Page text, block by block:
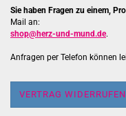
Sie haben Fragen zu einem,
Mail an:
shop@herz-und-mund.de.
Anfragen per Telefon können
VERTRAG WIDERRUFEN